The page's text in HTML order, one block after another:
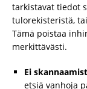
tarkistavat tiedot
tulorekisteristä,
Tämä poistaa
merkittävästi.
Ei
etsiä vanhoja